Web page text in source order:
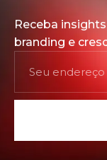
Receba
branding e